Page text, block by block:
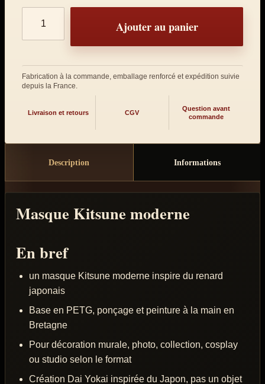
Quantité de produits
Ajouter au panier
Fabrication à la commande, emballage renforcé et expédition suivie
depuis la France.
Livraison et retours CGV
Question avant
commande
Description Informations
Masque Kitsune moderne
En bref
un masque Kitsune moderne inspire du renard
japonais
Base en PETG, ponçage et peinture à la main en
Bretagne
Pour décoration murale, photo, collection, cosplay
ou studio selon le format
Création Dai Yokai inspirée du Japon, pas un objet